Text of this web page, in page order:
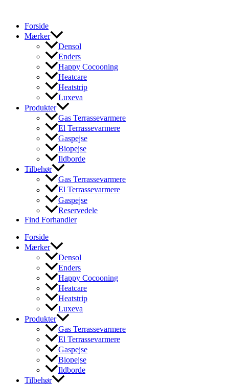
indholdetForside
Mærker
Densol
Enders
Happy Cocooning
Heatcare
Heatstrip
Luxeva
Produkter
Gas Terrassevarmere
El Terrassevarmere
Gaspejse
Biopejse
Ildborde
Tilbehør
Gas Terrassevarmere
El Terrassevarmere
Gaspejse
Reservedele
Find Forhandler
Forside
Mærker
Densol
Enders
Happy Cocooning
Heatcare
Heatstrip
Luxeva
Produkter
Gas Terrassevarmere
El Terrassevarmere
Gaspejse
Biopejse
Ildborde
Tilbehør